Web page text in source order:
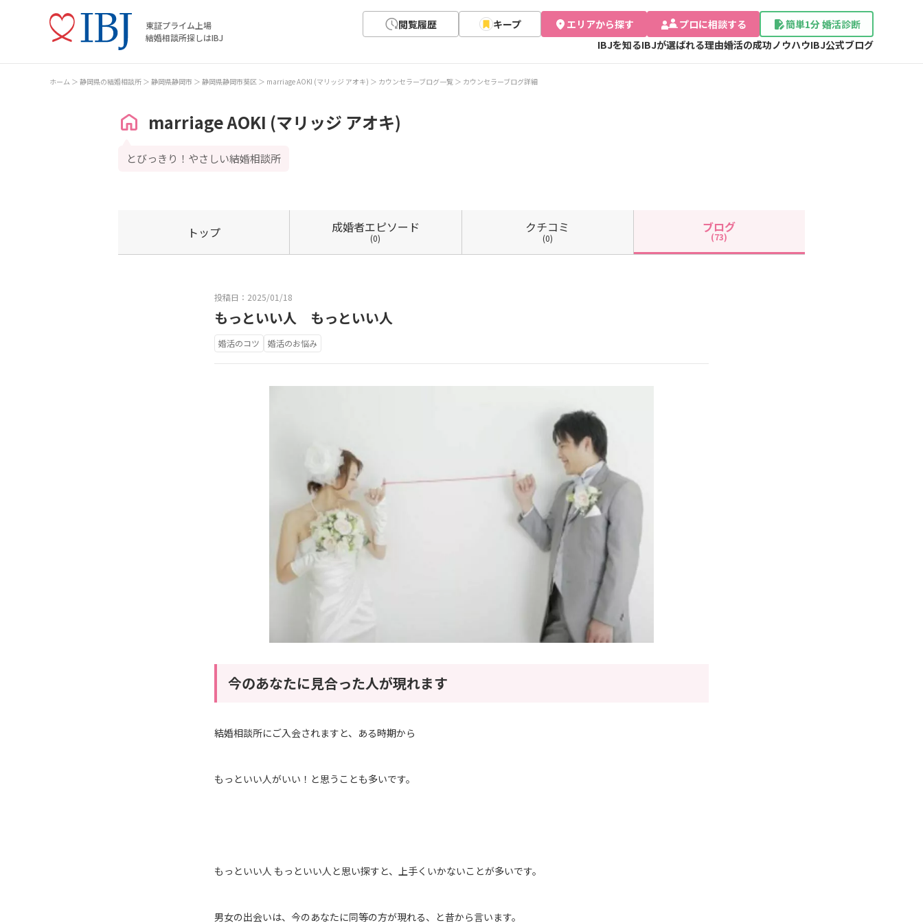
東証プライム上場
結婚相談所探しはIBJ
閲覧履歴 キープ エリアから探す プロに相談する
簡単1分 婚活診断
IBJを知るIBJが選ばれる理由婚活の成功ノウハウIBJ公式ブログ
ホーム 静岡県の結婚相談所 静岡県静岡市 静岡県静岡市葵区 marriage AOKI (マリッジ アオキ) カウンセラーブログ一覧 カウンセラーブログ詳細
marriage AOKI (マリッジ アオキ)
とびっきり！やさしい結婚相談所
トップ 成婚者エピソード
(0)
クチコミ
(0)
ブログ
(73)
投稿日：2025/01/18
もっといい人 もっといい人
婚活のコツ 婚活のお悩み
今のあなたに見合った人が現れます
結婚相談所にご入会されますと、ある時期から
もっといい人がいい！と思うことも多いです。
もっといい人 もっといい人と思い探すと、上手くいかないことが多いです。
男女の出会いは、今のあなたに同等の方が現れる、と昔から言います。